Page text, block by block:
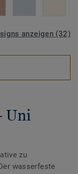
anzeigen (32)
Uni
zu
wasserfeste